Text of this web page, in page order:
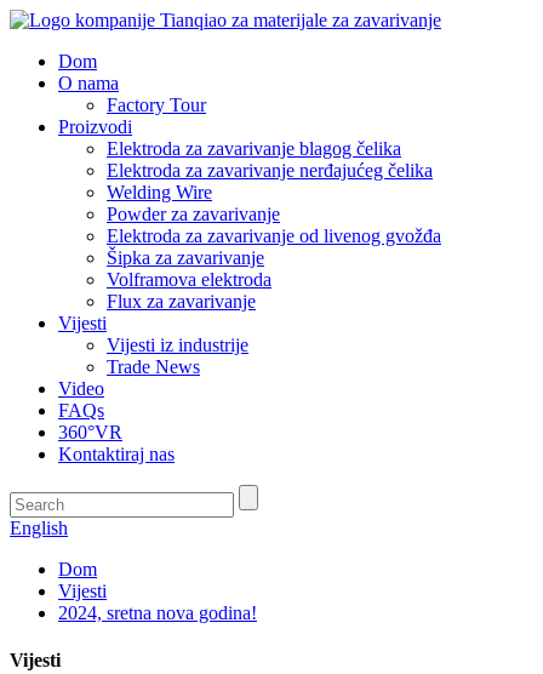
Dom
O nama
Factory Tour
Proizvodi
Elektroda za zavarivanje blagog čelika
Elektroda za zavarivanje nerđajućeg čelika
Welding Wire
Powder za zavarivanje
Elektroda za zavarivanje od livenog gvožđa
Šipka za zavarivanje
Volframova elektroda
Flux za zavarivanje
Vijesti
Vijesti iz industrije
Trade News
Video
FAQs
360°VR
Kontaktiraj nas
English
Dom
Vijesti
2024, sretna nova godina!
Vijesti